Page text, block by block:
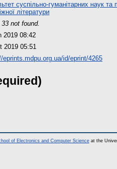
суспільно-гуманітарних наук та
літератури
not found.
2019 08:42
2019 05:51
eprints.mdpu.org.ua/id/eprint/4265
of Electronics and Computer Science at the